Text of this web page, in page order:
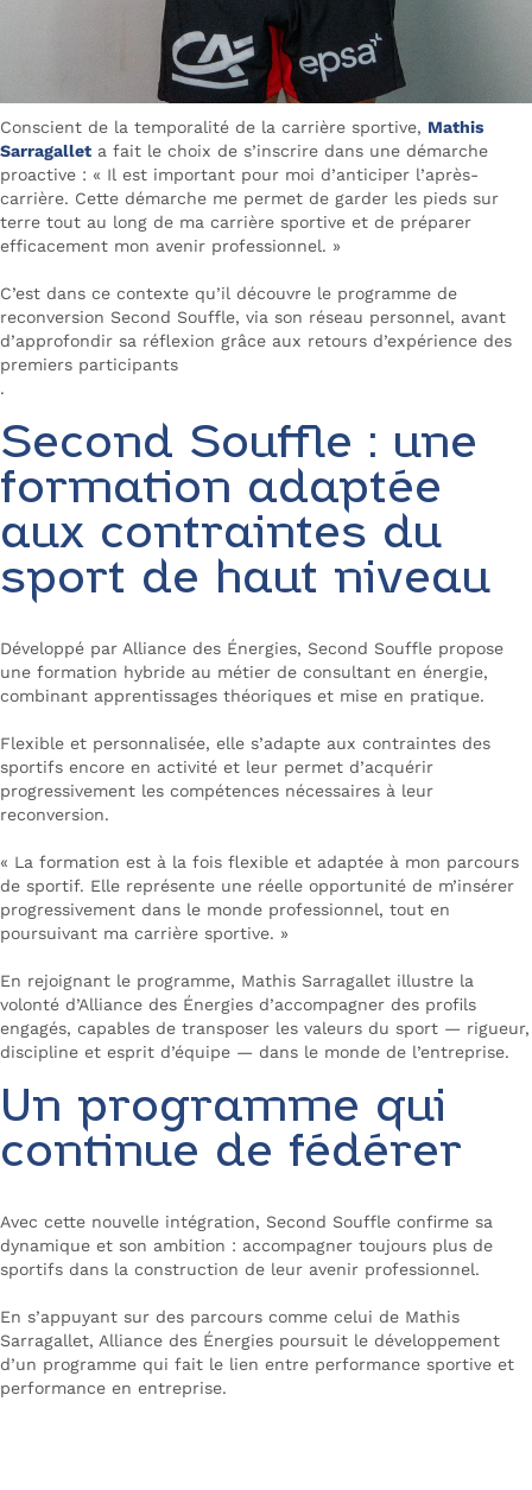
Conscient de la temporalité de la carrière sportive, Mathis
Sarragallet a fait le choix de s’inscrire dans une démarche
proactive : « Il est important pour moi d’anticiper l’après-
carrière. Cette démarche me permet de garder les pieds sur
terre tout au long de ma carrière sportive et de préparer
efficacement mon avenir professionnel. »
C’est dans ce contexte qu’il découvre le programme de
reconversion Second Souffle, via son réseau personnel, avant
d’approfondir sa réflexion grâce aux retours d’expérience des
premiers participants
.
Second Souffle : une
formation adaptée
aux contraintes du
sport de haut niveau
Développé par Alliance des Énergies, Second Souffle propose
une formation hybride au métier de consultant en énergie,
combinant apprentissages théoriques et mise en pratique.
Flexible et personnalisée, elle s’adapte aux contraintes des
sportifs encore en activité et leur permet d’acquérir
progressivement les compétences nécessaires à leur
reconversion.
« La formation est à la fois flexible et adaptée à mon parcours
de sportif. Elle représente une réelle opportunité de m’insérer
progressivement dans le monde professionnel, tout en
poursuivant ma carrière sportive. »
En rejoignant le programme, Mathis Sarragallet illustre la
volonté d’Alliance des Énergies d’accompagner des profils
engagés, capables de transposer les valeurs du sport — rigueur,
discipline et esprit d’équipe — dans le monde de l’entreprise.
Un programme qui
continue de fédérer
Avec cette nouvelle intégration, Second Souffle confirme sa
dynamique et son ambition : accompagner toujours plus de
sportifs dans la construction de leur avenir professionnel.
En s’appuyant sur des parcours comme celui de Mathis
Sarragallet, Alliance des Énergies poursuit le développement
d’un programme qui fait le lien entre performance sportive et
performance en entreprise.